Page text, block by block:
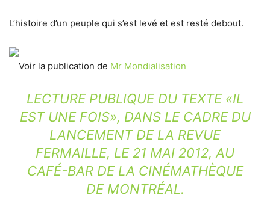
L’histoire d’un peuple qui s’est levé et est resté debout.
Voir la publication de Mr Mondialisation
LECTURE PUBLIQUE DU TEXTE «IL
EST UNE FOIS», DANS LE CADRE DU
LANCEMENT DE LA REVUE
FERMAILLE, LE 21 MAI 2012, AU
CAFÉ-BAR DE LA CINÉMATHÈQUE
DE MONTRÉAL.